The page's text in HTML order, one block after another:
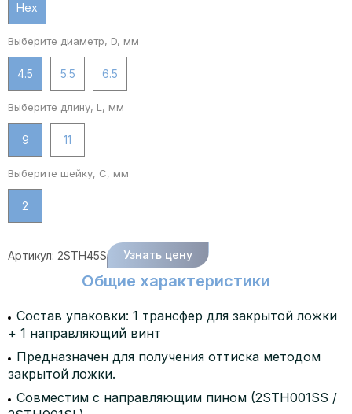
Hex
Выберите диаметр, D, мм
4.5 5.5 6.5
Выберите длину, L, мм
9 11
Выберите шейку, C, мм
2
Артикул: 2STH45S Узнать цену
Общие характеристики
Состав упаковки: 1 трансфер для закрытой ложки
+ 1 направляющий винт
Предназначен для получения оттиска методом
закрытой ложки.
Совместим с направляющим пином (2STH001SS /